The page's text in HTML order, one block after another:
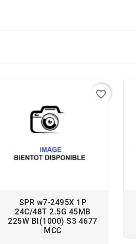
SPR w7-2495X 1P
24C/48T 2.5G 45MB
225W BI(1000) S3 4677
MCC
favorite_border